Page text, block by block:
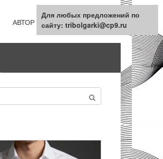
АВТОР КАРТА САЙТА
Для любых предложений по
сайту: tribolgarki@cp9.ru